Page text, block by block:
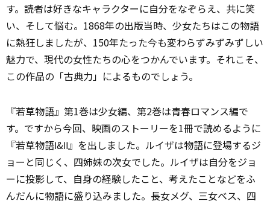
す。読者は好きなキャラクターに自分をなぞらえ、共に笑
い、そして悩む。1868年の出版当時、少女たちはこの物語
に熱狂しましたが、150年たった今も変わらずみずみずしい
魅力で、現代の女性たちの心をつかんでいます。それこそ、
この作品の「古典力」によるものでしょう。
『若草物語』第1巻は少女編、第2巻は青春ロマンス編で
す。ですから今回、映画のストーリーを1冊で読めるように
『若草物語Ⅰ&Ⅱ』を出しました。ルイザは物語に登場するジ
ョーと同じく、四姉妹の次女でした。ルイザは自分をジョ
ーに投影して、自身の経験したこと、考えたことなどをふ
んだんに物語に盛り込みました。長女メグ、三女ベス、四